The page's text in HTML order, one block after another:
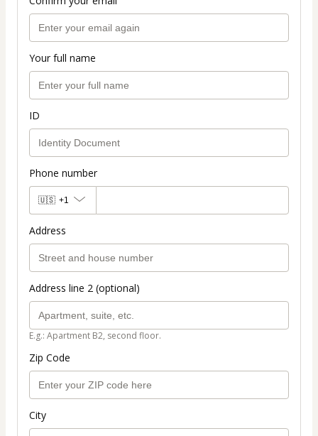
Your full name
ID
Phone number
🇺🇸 +1
Address
Address line 2 (optional)
E.g.: Apartment B2, second floor.
Zip Code
City